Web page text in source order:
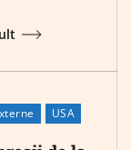
USA